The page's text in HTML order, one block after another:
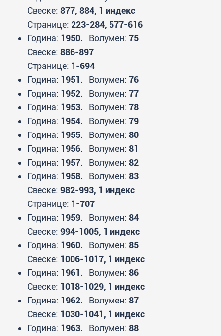
Свеске: 877, 884, 1 индекс
Странице: 223-284, 577-616
Година: 1950. Волумен: 75
Свеске: 886-897
Странице: 1-694
Година: 1951. Волумен: 76
Година: 1952. Волумен: 77
Година: 1953. Волумен: 78
Година: 1954. Волумен: 79
Година: 1955. Волумен: 80
Година: 1956. Волумен: 81
Година: 1957. Волумен: 82
Година: 1958. Волумен: 83
Свеске: 982-993, 1 индекс
Странице: 1-707
Година: 1959. Волумен: 84
Свеске: 994-1005, 1 индекс
Година: 1960. Волумен: 85
Свеске: 1006-1017, 1 индекс
Година: 1961. Волумен: 86
Свеске: 1018-1029, 1 индекс
Година: 1962. Волумен: 87
Свеске: 1030-1041, 1 индекс
Година: 1963. Волумен: 88